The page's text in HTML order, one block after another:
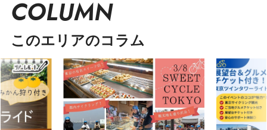
COLUMN
このエリアのコラム